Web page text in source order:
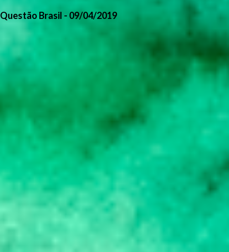
Questão Brasil - 09/04/2019